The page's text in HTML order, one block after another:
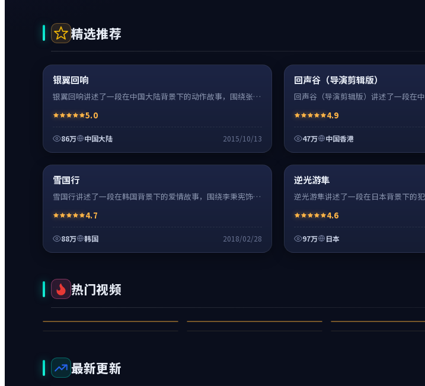
精选推荐
超清4K
动作 0:20
银翼回响
银翼回响讲述了一段在中国大陆背景下的动作故事，围绕张译
凑、情绪克制。
5.0
86万 中国大陆 2015/10/13
超清4K
悬疑
回声谷（导演剪辑版）
回声谷（导演剪辑版）讲述了一段在
互牵引，节奏紧凑、情绪克制。
4.9
47万 中国香港
超清4K
爱情 24:41
雪国行
雪国行讲述了一段在韩国背景下的爱情故事，围绕李秉宪饰演
情绪克制。4.7
88万 韩国 2018/02/28
超清4K
犯罪
逆光游隼
逆光游隼讲述了一段在日本背景下的
凑、情绪克制。
4.6
97万 日本
热门视频
逆光游隼
97万 犯罪 94万
风与边界 深渊
最新更新